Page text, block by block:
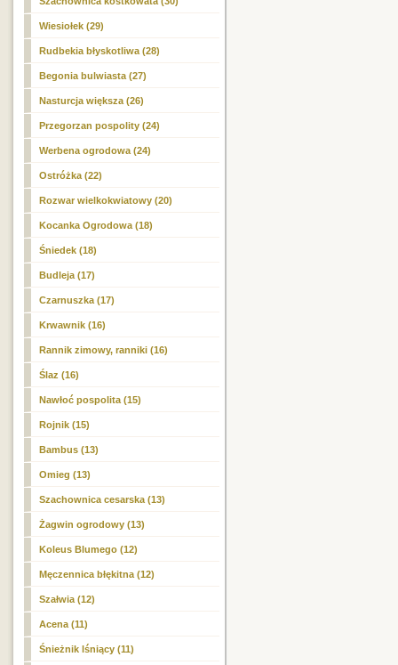
Wiesiołek (29)
Rudbekia błyskotliwa (28)
Begonia bulwiasta (27)
Nasturcja większa (26)
Przegorzan pospolity (24)
Werbena ogrodowa (24)
Ostróżka (22)
Rozwar wielkokwiatowy (20)
Kocanka Ogrodowa (18)
Śniedek (18)
Budleja (17)
Czarnuszka (17)
Krwawnik (16)
Rannik zimowy, ranniki (16)
Ślaz (16)
Nawłoć pospolita (15)
Rojnik (15)
Bambus (13)
Omieg (13)
Szachownica cesarska (13)
Żagwin ogrodowy (13)
Koleus Blumego (12)
Męczennica błękitna (12)
Szałwia (12)
Acena (11)
Śnieżnik lśniący (11)